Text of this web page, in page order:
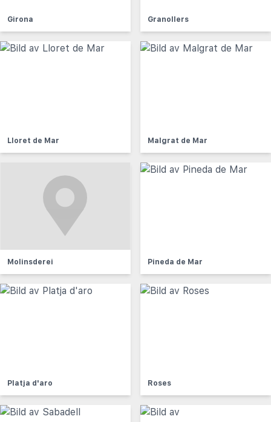
Girona Granollers
Lloret de Mar Malgrat de Mar
Molinsderei Pineda de Mar
Platja d'aro Roses